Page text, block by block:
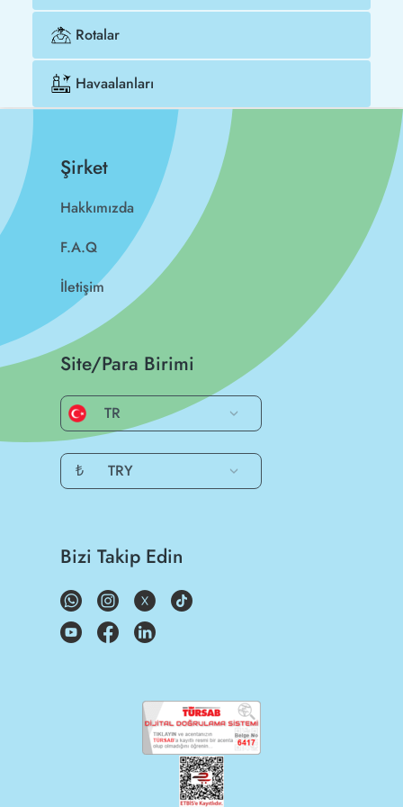
Rotalar
Havaalanları
Şirket
Hakkımızda
F.A.Q
İletişim
Site/Para Birimi
TR
₺ TRY
Bizi Takip Edin